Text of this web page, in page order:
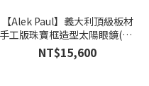
【Alek Paul】義大利頂級板材
手工版珠寶框造型太陽眼鏡(棕)
AP500302
NT$15,600